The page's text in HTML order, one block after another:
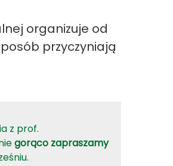
organizuje od
przyczyniają
z prof.
gorąco zapraszamy